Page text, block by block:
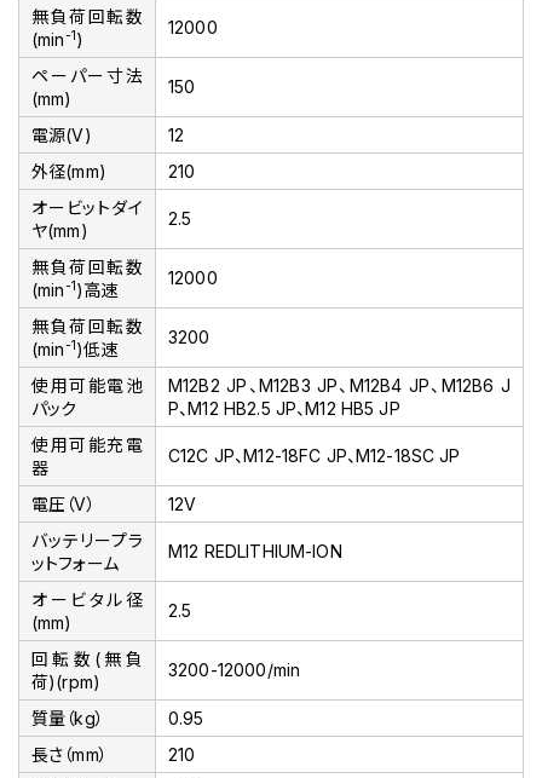
無負荷回転数
(min-1)
12000
ペーパー寸法
(mm)
150
電源(V)
12
外径(mm)
210
オービットダイ
ヤ(mm)
2.5
無負荷回転数
(min-1)高速
12000
無負荷回転数
(min-1)低速
3200
使用可能電池
パック
M12B2 JP、M12B3 JP、M12B4 JP、M12B6 J
P、M12 HB2.5 JP、M12 HB5 JP
使用可能充電
器
C12C JP、M12-18FC JP、M12-18SC JP
電圧（V）
12V
バッテリープラ
ットフォーム
M12 REDLITHIUM-ION
オービタル径
(mm)
2.5
回転数(無負
荷)(rpm)
3200-12000/min
質量（kg）
0.95
長さ（mm）
210